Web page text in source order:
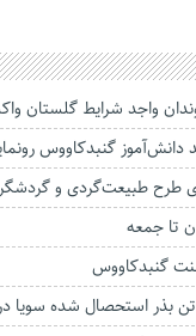
گنبدکاووس
طرح طبیعت‌گردی و
تا جمعه
گنبدکاووس